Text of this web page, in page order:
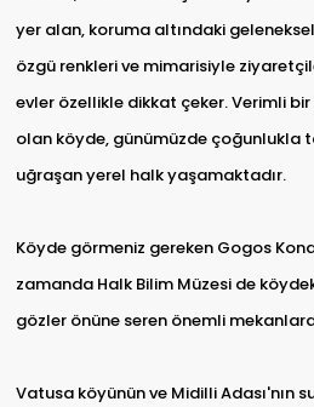
yer alan, koruma altındaki
özgü renkleri ve mimarisiyle
evler özellikle dikkat çeker. Verimli
olan köyde, günümüzde çoğunlukla
uğraşan yerel halk yaşamaktadır.
Köyde görmeniz gereken Gogos
zamanda Halk Bilim Müzesi de
gözler önüne seren önemli
Vatusa köyünün ve Midilli Adası'nın